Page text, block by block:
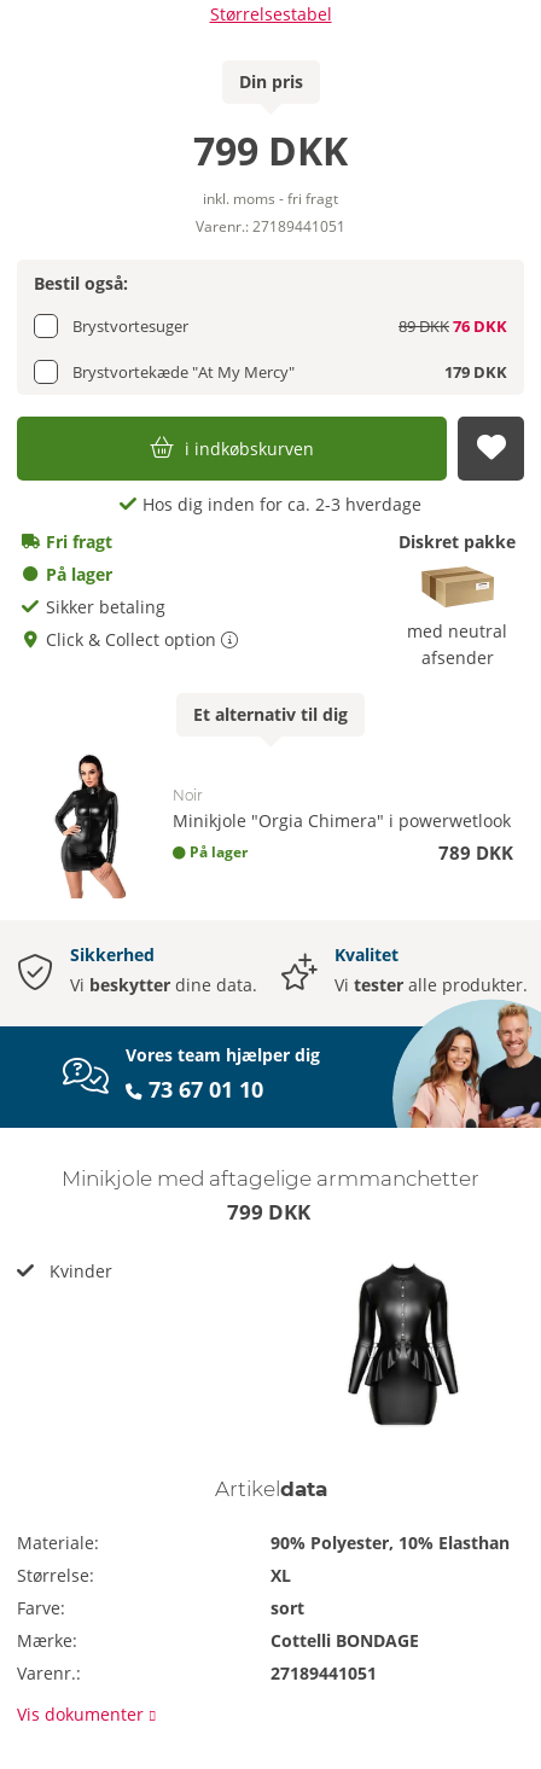
Størrelsestabel
Din pris
799 DKK
inkl. moms - fri fragt
Varenr.: 27189441051
Bestil også:
Brystvortesuger 89 DKK76 DKK
Brystvortekæde "At My Mercy" 179 DKK
i indkøbskurven
Hos dig inden for ca. 2-3 hverdage
Fri fragt
På lager
Sikker betaling
Click & Collect option
Diskret pakke
med neutral
afsender
Et alternativ til dig
Noir
Minikjole "Orgia Chimera" i powerwetlook
På lager 789 DKK
Sikkerhed
Vi beskytter dine data.
Kvalitet
Vi tester alle produkter.
Vores team hjælper dig
73 67 01 10
Minikjole med aftagelige armmanchetter
799 DKK
Kvinder
Artikeldata
Materiale:
90% Polyester, 10% Elasthan
Størrelse:
XL
Farve:
sort
Mærke:
Cottelli BONDAGE
Varenr.:
27189441051
Vis dokumenter